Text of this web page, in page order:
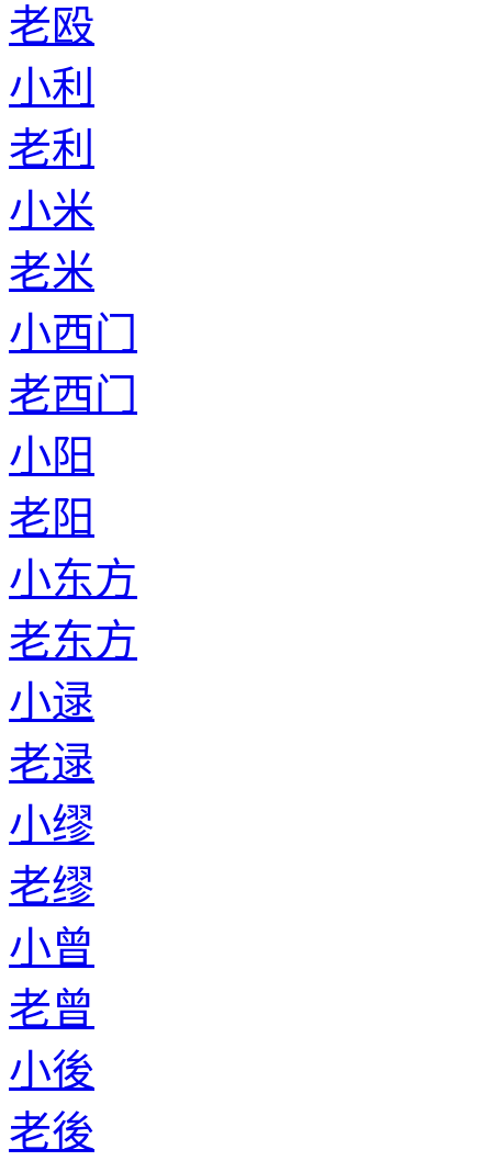
老殴
小利
老利
小米
老米
小西门
老西门
小阳
老阳
小东方
老东方
小逯
老逯
小缪
老缪
小曾
老曾
小後
老後